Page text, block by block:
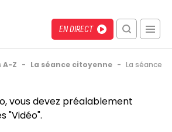
Menu
recherche
mobile
Direct
EN DIRECT
A-Z - La séance citoyenne - La séance
vous devez préalablement
"Vidéo".